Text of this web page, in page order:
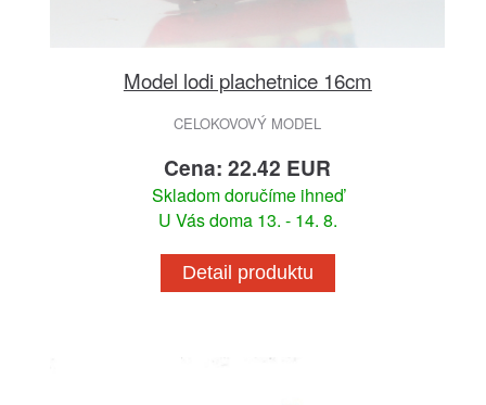
Model lodi plachetnice 16cm
CELOKOVOVÝ MODEL
Cena: 22.42 EUR
Skladom doručíme ihneď
U Vás doma 13. - 14. 8.
Detail produktu